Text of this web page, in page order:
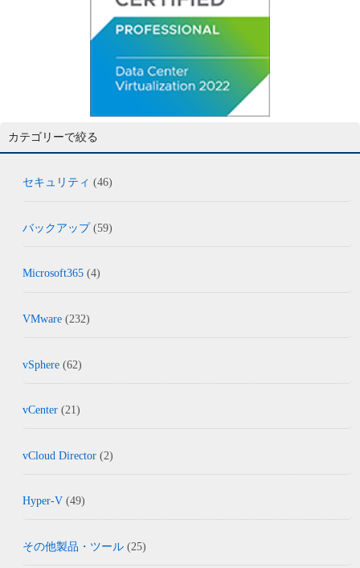
カテゴリーで絞る
セキュリティ (46)
バックアップ(59)
Microsoft365 (4)
VMware (232)
vSphere (62)
vCenter (21)
vCloud Director (2)
Hyper-V (49)
その他製品・ツール (25)